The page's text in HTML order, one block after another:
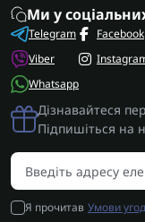
Ми у
Telegram
Viber
Whatsapp
Facebook
Дізнавайтеся
Підпишіться на
Я прочитав Умови